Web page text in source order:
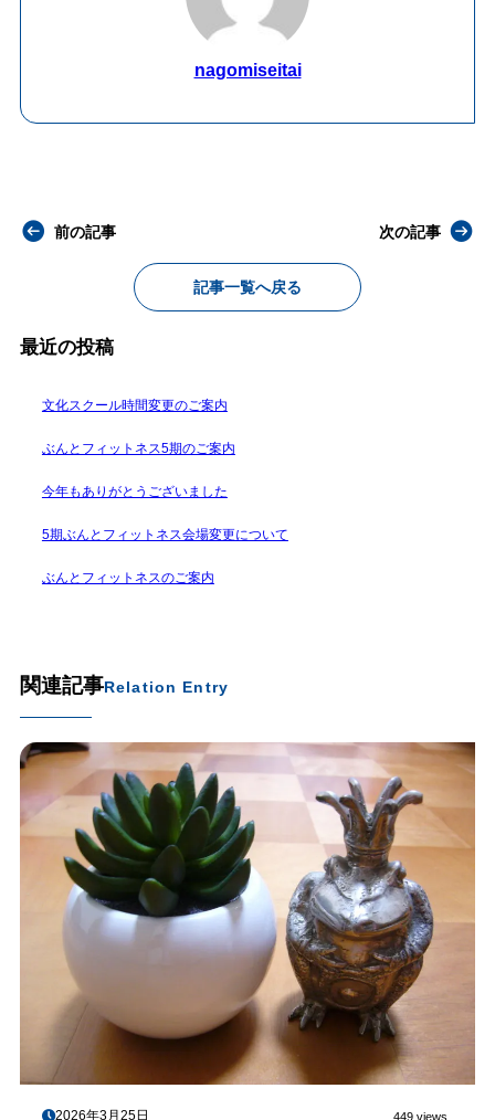
nagomiseitai
前の記事
記事一覧へ戻る
次の記事
最近の投稿
文化スクール時間変更のご案内
ぶんとフィットネス5期のご案内
今年もありがとうございました
5期ぶんとフィットネス会場変更について
ぶんとフィットネスのご案内
関連記事Relation Entry
2026年3月25日 449 views